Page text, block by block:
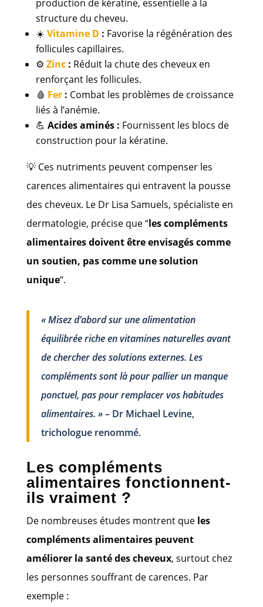
production de kératine, essentielle à la
structure du cheveu.
☀️ Vitamine D : Favorise la régénération des
follicules capillaires.
⚙️ Zinc: Réduit la chute des cheveux en
renforçant les follicules.
🩸 Fer: Combat les problèmes de croissance
liés à l’anémie.
💪 Acides aminés : Fournissent les blocs de
construction pour la kératine.
💡 Ces nutriments peuvent compenser les
carences alimentaires qui entravent la pousse
des cheveux. Le Dr Lisa Samuels, spécialiste en
dermatologie, précise que “les compléments
alimentaires doivent être envisagés comme
un soutien, pas comme une solution
unique“.
« Misez d’abord sur une alimentation
équilibrée riche en vitamines naturelles avant
de chercher des solutions externes. Les
compléments sont là pour pallier un manque
ponctuel, pas pour remplacer vos habitudes
alimentaires. »– Dr Michael Levine,
trichologue renommé.
Les compléments
alimentaires fonctionnent-
ils vraiment ?
De nombreuses études montrent que les
compléments alimentaires peuvent
améliorer la santé des cheveux, surtout chez
les personnes souffrant de carences. Par
exemple :